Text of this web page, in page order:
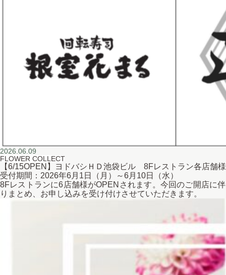
2026.06.09
FLOWER COLLECT
【6/15OPEN】ヨドバシＨＤ池袋ビル 8Fレストラン各店舗
受付期間：2026年6月1日（月）～6月
8Fレストランに6店舗様がOPENされます。今回のご開店に
りまとめ、お申し込みを受け付けさせていただきます。